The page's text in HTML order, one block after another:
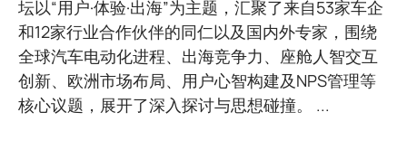
坛以“用户·体验·出海”为主题，汇聚了来自53家车企
和12家行业合作伙伴的同仁以及国内外专家，围绕
全球汽车电动化进程、出海竞争力、座舱人智交互
创新、欧洲市场布局、用户心智构建及NPS管理等
核心议题，展开了深入探讨与思想碰撞。 ...